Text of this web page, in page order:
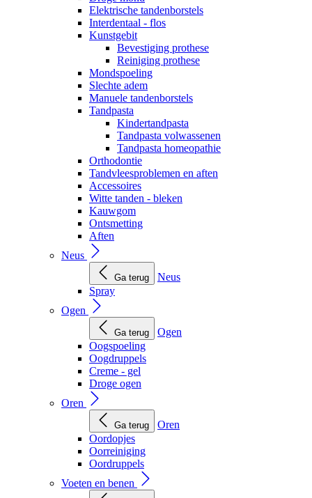
Elektrische tandenborstels
Interdentaal - flos
Kunstgebit
Bevestiging prothese
Reiniging prothese
Mondspoeling
Slechte adem
Manuele tandenborstels
Tandpasta
Kindertandpasta
Tandpasta volwassenen
Tandpasta homeopathie
Orthodontie
Tandvleesproblemen en aften
Accessoires
Witte tanden - bleken
Kauwgom
Ontsmetting
Aften
Neus
Ga terug
Neus
Spray
Ogen
Ga terug
Ogen
Oogspoeling
Oogdruppels
Creme - gel
Droge ogen
Oren
Ga terug
Oren
Oordopjes
Oorreiniging
Oordruppels
Voeten en benen